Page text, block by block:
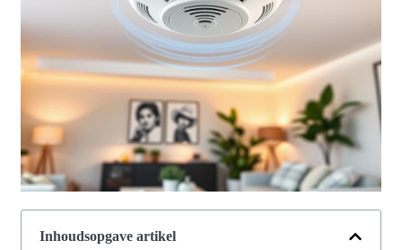
Inhoudsopgave artikel